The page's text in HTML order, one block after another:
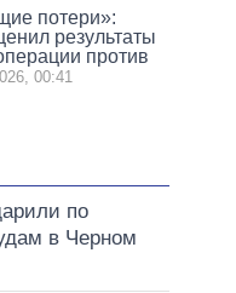
потери»:
результаты
против
00:41
по
в Черном